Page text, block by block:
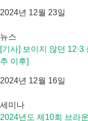
2024년 12월 23일
뉴스
[기사] 보이지 않던
추 이후]
2024년 12월 16일
세미나
2024년도 제10회 브라